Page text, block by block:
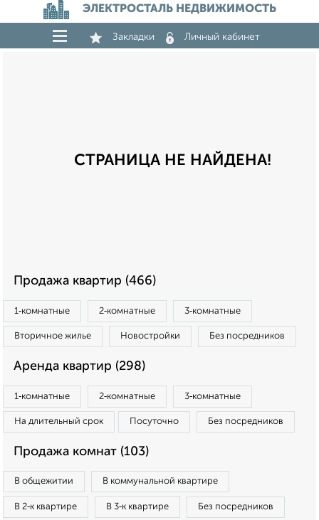
ЭЛЕКТРОСТАЛЬ НЕДВИЖИМОСТЬ
Закладки Личный кабинет
СТРАНИЦА НЕ НАЙДЕНА!
Продажа квартир (466)
1‑комнатные 2‑комнатные 3‑комнатные
Вторичное жилье Новостройки Без посредников
Аренда квартир (298)
1‑комнатные 2‑комнатные 3‑комнатные
На длительный срок Посуточно Без посредников
Продажа комнат (103)
В общежитии В коммунальной квартире
В 2‑к квартире В 3‑к квартире Без посредников